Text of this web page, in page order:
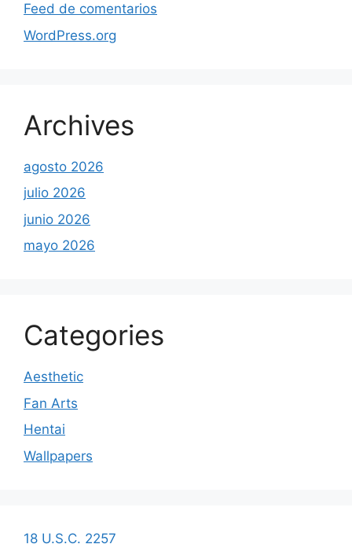
Feed de comentarios
WordPress.org
Archives
agosto 2026
julio 2026
junio 2026
mayo 2026
Categories
Aesthetic
Fan Arts
Hentai
Wallpapers
18 U.S.C. 2257